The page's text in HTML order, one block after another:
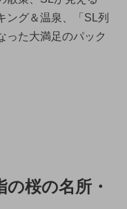
ング＆温泉、「SL列
った大満足のパック
の桜の名所・